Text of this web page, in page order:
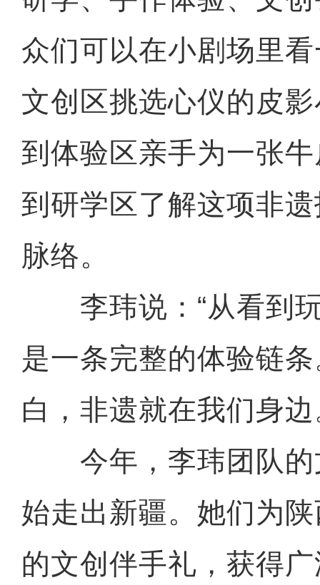
众们可以在小剧场里
文创区挑选心仪的皮
到体验区亲手为一张
到研学区了解这项非
脉络。
李玮说：“从看到玩
是一条完整的体验链
白，非遗就在我们身边
今年，李玮团队的
始走出新疆。她们为
的文创伴手礼，获得